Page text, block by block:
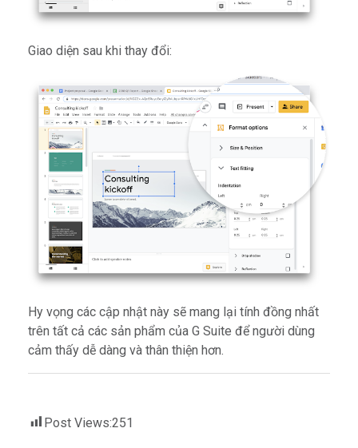
Giao diện sau khi thay đổi:
Hy vọng các cập nhật này sẽ mang lại tính đồng nhất
trên tất cả các sản phẩm của G Suite để người dùng
cảm thấy dễ dàng và thân thiện hơn.
Post Views:251